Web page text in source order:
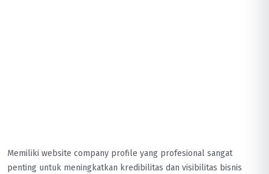
Memiliki website company profile yang profesional sangat
penting untuk meningkatkan kredibilitas dan visibilitas bisnis